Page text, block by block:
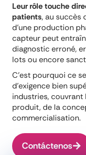
Leur rôle touche
patients, au succès
d’une production
capteur peut
diagnostic erroné,
lots ou encore
C’est pourquoi ce
d’exigence bien
industries, couvrant
produit, de la
commercialisation.
Contáctenos